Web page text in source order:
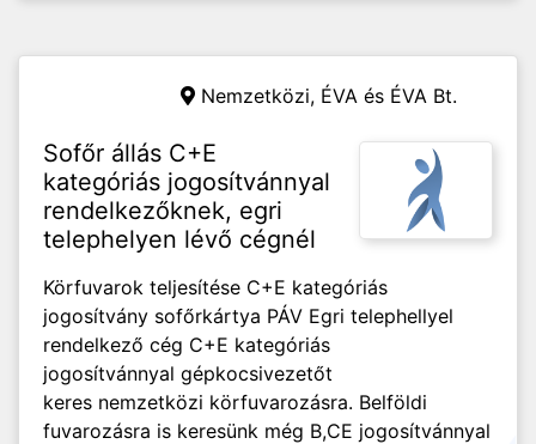
Nemzetközi, ÉVA és ÉVA Bt.
Sofőr állás C+E
kategóriás jogosítvánnyal
rendelkezőknek, egri
telephelyen lévő cégnél
Körfuvarok teljesítése C+E kategóriás
jogosítvány sofőrkártya PÁV Egri telephellyel
rendelkező cég C+E kategóriás
jogosítvánnyal gépkocsivezetőt
keres nemzetközi körfuvarozásra. Belföldi
fuvarozásra is keresünk még B,CE jogosítvánnyal